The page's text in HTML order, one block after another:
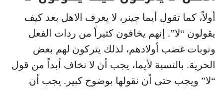
أولاً، كما تقول أيما جينر، لا يعرف الاهل بعد كيف
يقولون “لا”. إنهم يخافون كثيراً من ردات الفعل
ونوبات غضب أولادهم، لذلك يتركون لهم بعض
الحرية. بالنسبة لأيما، يجب أن لا نخاف أبداً من قول
“لا” ويجب حتى أن نقولها بوضوح كبير. يجب أن